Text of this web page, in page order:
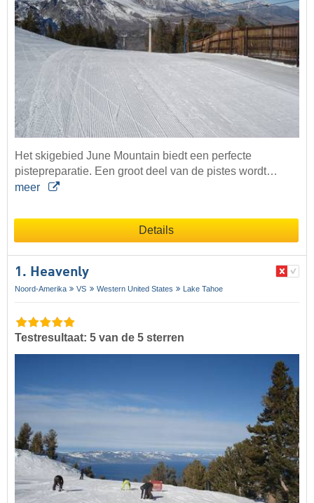
Het skigebied June Mountain biedt een perfecte
pistepreparatie. Een groot deel van de pistes wordt…
meer
Details
1. Heavenly
Noord-Amerika VS Western United States Lake Tahoe
Testresultaat: 5 van de 5 sterren